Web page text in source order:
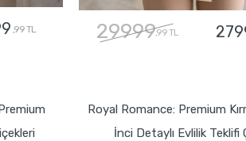
,99 TL 29999,99 TL
Royal Romance: Premium
İnci Detaylı Evlilik Teklifi